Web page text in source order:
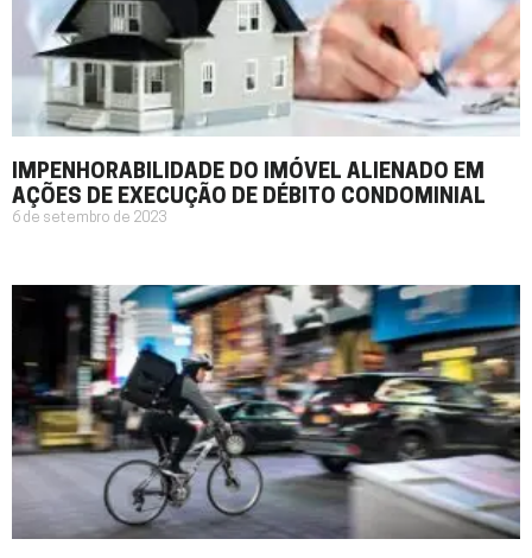
IMPENHORABILIDADE DO IMÓVEL ALIENADO EM
AÇÕES DE EXECUÇÃO DE DÉBITO CONDOMINIAL
6 de setembro de 2023